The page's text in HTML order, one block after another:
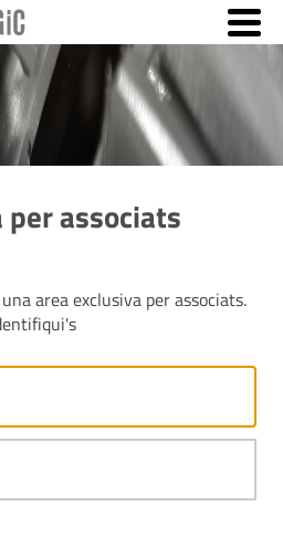
associats
area exclusiva per associats.